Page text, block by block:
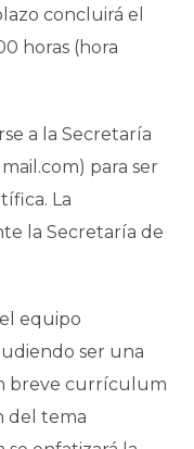
concluirá el
horas (hora
a la Secretaría
para ser
La
la Secretaría de
equipo
ser una
breve currículum
del tema